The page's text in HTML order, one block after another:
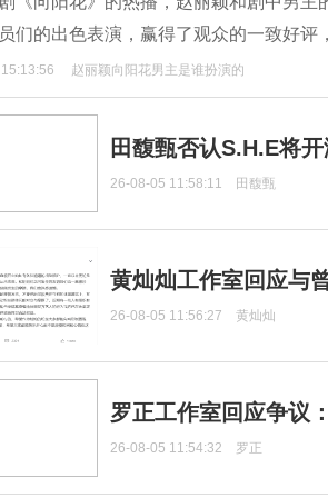
们的出色表演，赢得了观众的一致好
赵丽颖向阳花男主是谁扮演的
田馥甄否认S.H.E将
26-08-05 11:58:11 田馥甄
黄灿灿工作室回应与
26-08-05 11:56:27 黄灿灿
罗正工作室回应争议
26-08-05 11:54:32 罗正